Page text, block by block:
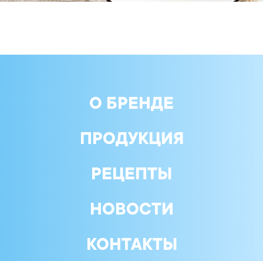
О БРЕНДЕ
ПРОДУКЦИЯ
РЕЦЕПТЫ
НОВОСТИ
КОНТАКТЫ